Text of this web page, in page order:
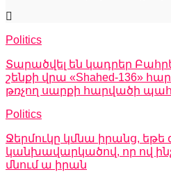
Politics
Տարածվել են կադրեր
շենքի վրա «Shahed-136»
թռչող սարքի հարվածի
Politics
Ջերմուկը կմնա իրանց, եթե
կանխավարկածով, որ ով
մնում ա իրան